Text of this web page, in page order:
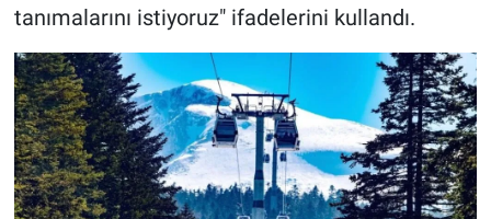
tanımalarını istiyoruz" ifadelerini kullandı.